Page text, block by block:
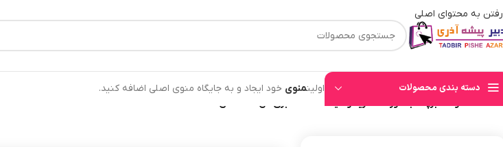
رفتن به محتوای اصلی
⚡قیمت های وب سایت بروز میباشند⚡ با توجه به حجم بالای سفارشهای ثبت شده به ترتیب ارسال خواهند شد ⚡تلفن تماس شرکت :
دسته بندی محصولات اولینمنوی خود ایجاد و به جایگاه منوی اصلی اضافه کنید.
خانه/محصولات برچسب خورده “خرید و قیمت محافظ برق کل ساختمان”